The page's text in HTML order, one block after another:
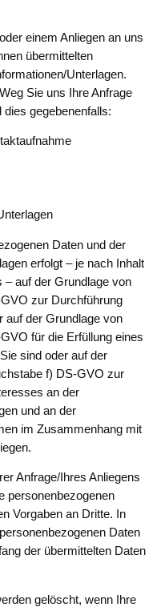
einem Anliegen an uns
übermittelten
Unterlagen.
Sie uns Ihre Anfrage
dies gegebenenfalls:
Daten und der
erfolgt – je nach Inhalt
– auf der Grundlage von
zur Durchführung
auf der Grundlage von
für die Erfüllung eines
sind oder auf der
f) DS-GVO zur
an der
und an der
im Zusammenhang mit
Anfrage/Ihres Anliegens
personenbezogenen
Vorgaben an Dritte. In
Daten
der übermittelten Daten
gelöscht, wenn Ihre